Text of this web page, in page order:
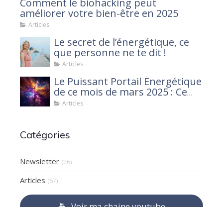
Comment le biohacking peut
améliorer votre bien-être en 2025
Articles
Le secret de l’énergétique, ce
que personne ne te dit !
Articles
Le Puissant Portail Énergétique
de ce mois de mars 2025 : Ce
que tu dois savoir
Articles
Catégories
Newsletter (26)
Articles (67)